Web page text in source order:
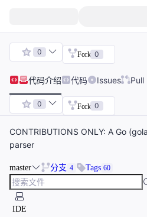
0 Fork 0
代码介绍 代码 Issues Pull
0 Fork 0
CONTRIBUTIONS ONLY: A Go
parser
master 分支 4 Tags 60
IDE